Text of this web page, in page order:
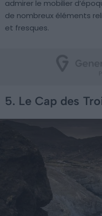
admirer le mobilier
de nombreux éléments
et fresques.
5. Le Cap des